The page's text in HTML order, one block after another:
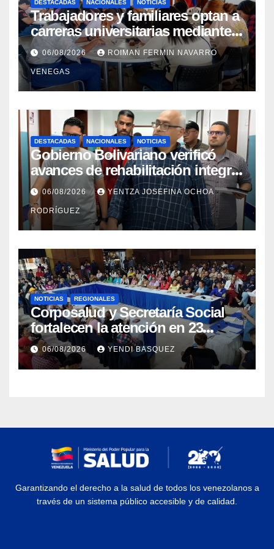
DESTACADAS NACIONALES NOTICIAS
Trabajadores y familiares optan a
carreras universitarias mediante
convenio entre MinSalud y la
UCV
06/08/2026 ROIMAN FERMIN NAVARRO
VENEGAS
DESTACADAS NACIONALES NOTICIAS
Gobierno Bolivariano verificó
avances de rehabilitación integral
en el Hospital Dr. José María
Vargas
06/08/2026 YENTZA JOSEFINA OCHOA
RODRÍGUEZ
NOTICIAS REGIONALES
Corposalud y Secretaría Social
fortalecen la atención en 23
municipios
06/08/2026 YENDI BASQUEZ
Garantizando el derecho a la salud de todos los venezolanos a
través de un sistema público accesible y de calidad.